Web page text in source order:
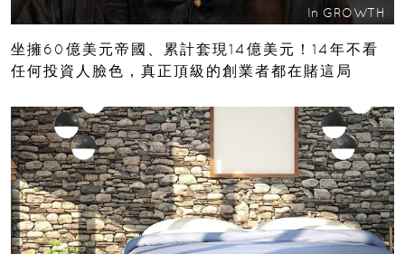
In GROWTH
坐擁60億美元帝國、累計套現14億美元！14年不看
任何投資人臉色，真正頂級的創業者都在賭這局